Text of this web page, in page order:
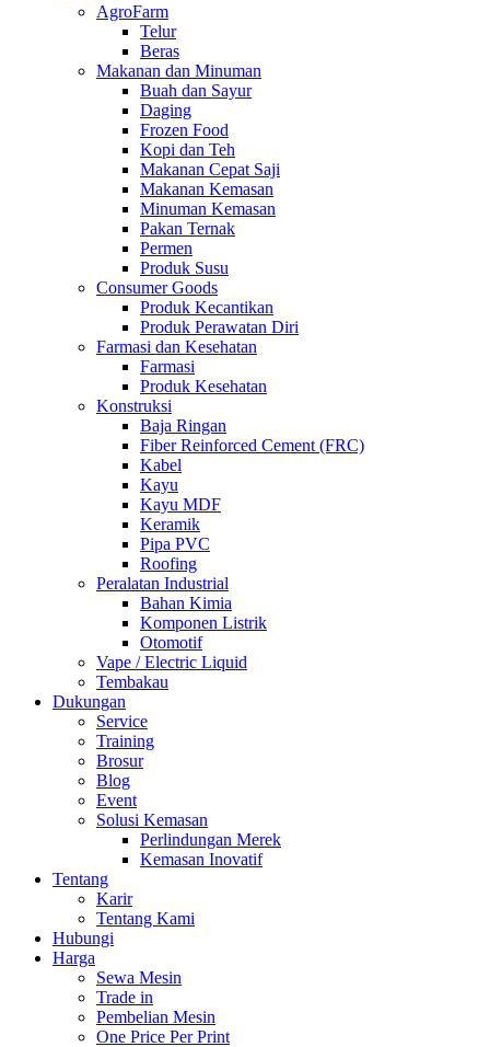
AgroFarm
Telur
Beras
Makanan dan Minuman
Buah dan Sayur
Daging
Frozen Food
Kopi dan Teh
Makanan Cepat Saji
Makanan Kemasan
Minuman Kemasan
Pakan Ternak
Permen
Produk Susu
Consumer Goods
Produk Kecantikan
Produk Perawatan Diri
Farmasi dan Kesehatan
Farmasi
Produk Kesehatan
Konstruksi
Baja Ringan
Fiber Reinforced Cement (FRC)
Kabel
Kayu
Kayu MDF
Keramik
Pipa PVC
Roofing
Peralatan Industrial
Bahan Kimia
Komponen Listrik
Otomotif
Vape / Electric Liquid
Tembakau
Dukungan
Service
Training
Brosur
Blog
Event
Solusi Kemasan
Perlindungan Merek
Kemasan Inovatif
Tentang
Karir
Tentang Kami
Hubungi
Harga
Sewa Mesin
Trade in
Pembelian Mesin
One Price Per Print